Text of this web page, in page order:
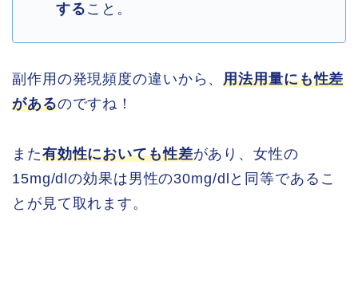
する こと。
副作用の発現頻度の違いから、用法用量にも性差
があるのですね！
また有効性においても性差があり、女性の
15mg/dlの効果は男性の30mg/dlと同等であるこ
とが見て取れます。